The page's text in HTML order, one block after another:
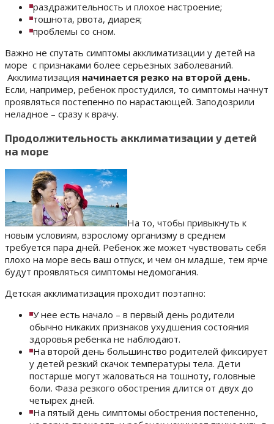
раздражительность и плохое настроение;
тошнота, рвота, диарея;
проблемы со сном.
Важно не спутать симптомы акклиматизации у детей на
море с признаками более серьезных заболеваний.
Акклиматизация начинается резко на второй день.
Если, например, ребенок простудился, то симптомы начнут
проявляться постепенно по нарастающей. Заподозрили
неладное – сразу к врачу.
Продолжительность акклиматизации у детей
на море
На то, чтобы привыкнуть к
новым условиям, взрослому организму в среднем
требуется пара дней. Ребенок же может чувствовать себя
плохо на море весь ваш отпуск, и чем он младше, тем ярче
будут проявляться симптомы недомогания.
Детская акклиматизация проходит поэтапно:
У нее есть начало – в первый день родители
обычно никаких признаков ухудшения состояния
здоровья ребенка не наблюдают.
На второй день большинство родителей фиксирует
у детей резкий скачок температуры тела. Дети
постарше могут жаловаться на тошноту, головные
боли. Фаза резкого обострения длится от двух до
четырех дней.
На пятый день симптомы обострения постепенно,